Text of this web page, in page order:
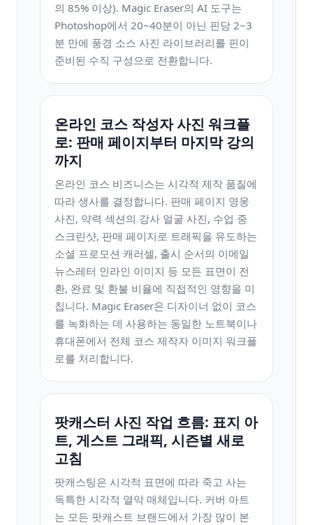
의 85% 이상). Magic Eraser의 AI 도구는
Photoshop에서 20~40분이 아닌 핀당 2~3
분 만에 풍경 소스 사진 라이브러리를 핀이
준비된 수직 구성으로 전환합니다.
온라인 코스 작성자 사진 워크플
로: 판매 페이지부터 마지막 ​​강의
까지
온라인 코스 비즈니스는 시각적 제작 품질에
따라 생사를 결정합니다. 판매 페이지 영웅
사진, 약력 섹션의 강사 얼굴 사진, 수업 중
스크린샷, 판매 페이지로 트래픽을 유도하는
소셜 프로모션 캐러셀, 출시 순서의 이메일
뉴스레터 인라인 이미지 등 모든 표면이 전
환, 완료 및 환불 비율에 직접적인 영향을 미
칩니다. Magic Eraser은 디자이너 없이 코스
를 녹화하는 데 사용하는 동일한 노트북이나
휴대폰에서 전체 코스 제작자 이미지 워크플
로를 처리합니다.
팟캐스터 사진 작업 흐름: 표지 아
트, 게스트 그래픽, 시즌별 새로
고침
팟캐스팅은 시각적 표면에 따라 죽고 사는
독특한 시각적 열악 매체입니다. 커버 아트
는 모든 팟캐스트 브랜드에서 가장 많이 본